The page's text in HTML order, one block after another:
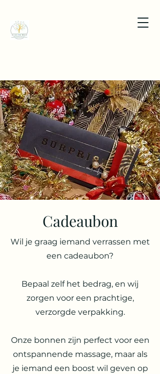
Cadeaubon
Wil je graag iemand verrassen met
een cadeaubon?
Bepaal zelf het bedrag, en wij
zorgen voor een prachtige,
verzorgde verpakking.
Onze bonnen zijn perfect voor een
ontspannende massage, maar als
je iemand een boost wil geven op